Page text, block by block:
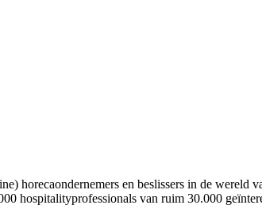
horecaondernemers en beslissers in de wereld
hospitalityprofessionals van ruim 30.000